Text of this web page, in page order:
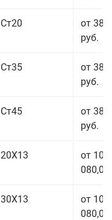
Ст20
от 38
руб.
Ст35
от 38
руб.
Ст45
от 38
руб.
20Х13
от 103
080,00
30Х13
от 103
080,00